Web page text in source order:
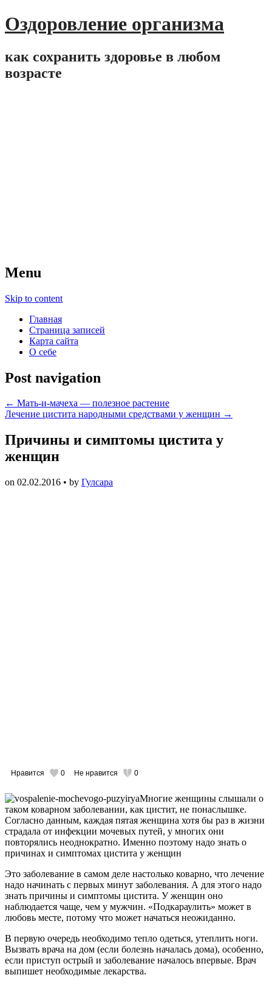
Оздоровление организма
как сохранить здоровье в любом
возрасте
Menu
Skip to content
Главная
Страница записей
Карта сайта
О себе
Post navigation
← Мать-и-мачеха — полезное растение
Лечение цистита народными средствами у женщин →
Причины и симптомы цистита у
женщин
on 02.02.2016 • by Гулсара
Нравится 0 Не нравится 0
Многие женщины слышали о
таком коварном заболевании, как цистит, не понаслышке.
Согласно данным, каждая пятая женщина хотя бы раз в жизни
страдала от инфекции мочевых путей, у многих они
повторялись неоднократно. Именно поэтому надо знать о
причинах и симптомах цистита у женщин
Это заболевание в самом деле настолько коварно, что лечение
надо начинать с первых минут заболевания. А для этого надо
знать причины и симптомы цистита. У женщин оно
наблюдается чаще, чем у мужчин. «Подкараулить» может в
любовь месте, потому что может начаться неожиданно.
В первую очередь необходимо тепло одеться, утеплить ноги.
Вызвать врача на дом (если болезнь началась дома), особенно,
если приступ острый и заболевание началось впервые. Врач
выпишет необходимые лекарства.